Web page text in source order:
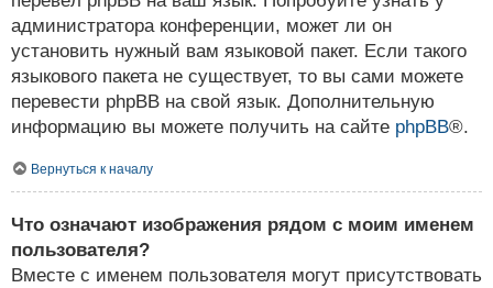
администратора конференции, может ли он
установить нужный вам языковой пакет. Если такого
языкового пакета не существует, то вы сами можете
перевести phpBB на свой язык. Дополнительную
информацию вы можете получить на сайте phpBB®.
Вернуться к началу
Что означают изображения рядом с моим именем
пользователя?
Вместе с именем пользователя могут присутствовать